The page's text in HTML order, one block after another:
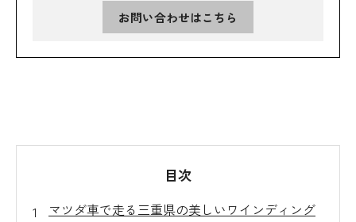
お問い合わせはこちら
目次
マツダ車で走る三重県の美しいワインディング